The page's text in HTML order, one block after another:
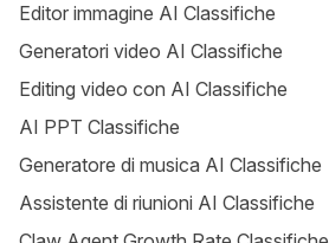
Editor immagine AI Classifiche
Generatori video AI Classifiche
Editing video con AI Classifiche
AI PPT Classifiche
Generatore di musica AI Classifiche
Assistente di riunioni AI Classifiche